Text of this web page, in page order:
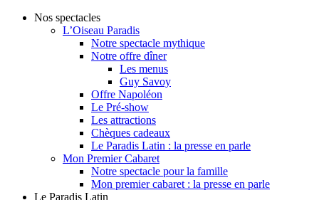
Nos spectacles
L’Oiseau Paradis
Notre spectacle mythique
Notre offre dîner
Les menus
Guy Savoy
Offre Napoléon
Le Pré-show
Les attractions
Chèques cadeaux
Le Paradis Latin : la presse en parle
Mon Premier Cabaret
Notre spectacle pour la famille
Mon premier cabaret : la presse en parle
Le Paradis Latin